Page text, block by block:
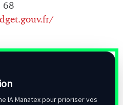
68
IA Manatex pour prioriser vos